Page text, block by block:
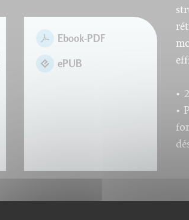
Ebook-PDF
ePUB
•
•